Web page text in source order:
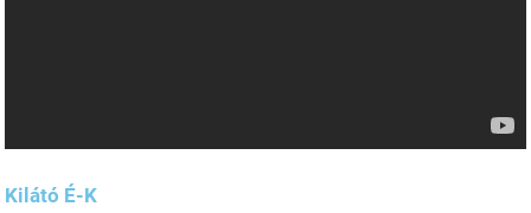
Kilátó É-K